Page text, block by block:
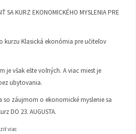
SA KURZ EKONOMICKÉHO MYSLENIA PRE
kurzu Klasická ekonómia pre učiteľov
je však ešte voľných. A viac miest je
ubytovania.
so záujmom o ekonomické myslenie sa
DO 23. AUGUSTA.
viac